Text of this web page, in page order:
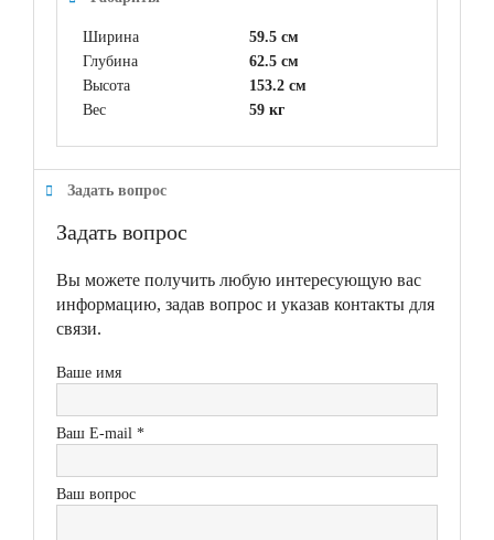
Ширина
59.5 см
Глубина
62.5 см
Высота
153.2 см
Вес
59 кг
Задать вопрос
Задать вопрос
Вы можете получить любую интересующую вас
информацию, задав вопрос и указав контакты для
связи.
Ваше имя
Ваш E-mail *
Ваш вопрос